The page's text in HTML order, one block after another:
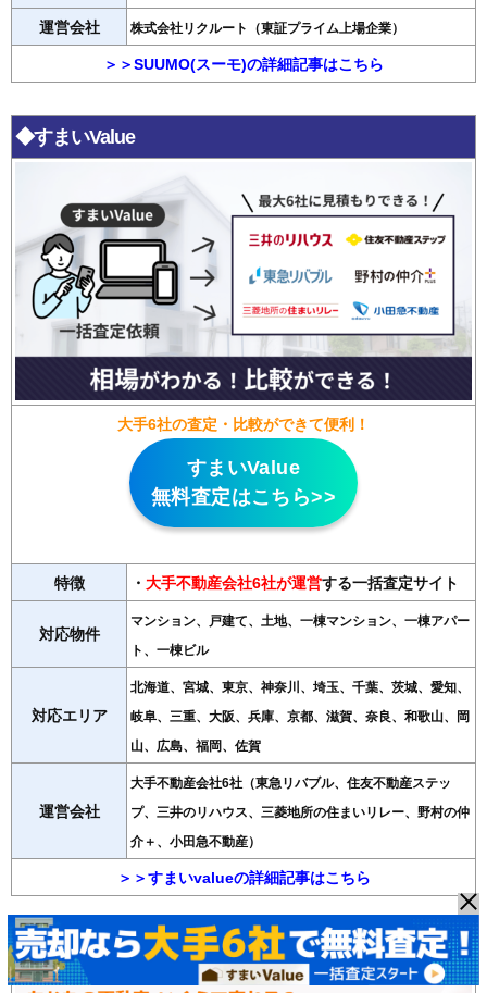
運営会社 株式会社リクルート（東証プライム上場企業）
＞＞SUUMO(スーモ)の詳細記事はこちら
◆すまいValue
大手6社の査定・比較ができて便利！
すまいValue
無料査定はこちら>>
特徴 ・ 大手不動産会社6社が運営する一括査定サイト
対応物件
マンション、戸建て、土地、一棟マンション、一棟アパー
ト、一棟ビル
対応エリア
北海道、宮城、東京、神奈川、埼玉、千葉、茨城、愛知、
岐阜、三重、大阪、兵庫、京都、滋賀、奈良、和歌山、岡
山、広島、福岡、佐賀
運営会社
大手不動産会社6社（東急リバブル、住友不動産ステッ
プ、三井のリハウス、三菱地所の住まいリレー、野村の仲
介＋、小田急不動産）
＞＞すまいvalueの詳細記事はこちら
◆HOME4U（ホームフォーユー）